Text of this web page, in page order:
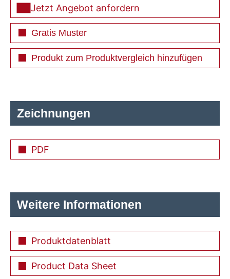
Zeichnungen
PDF
Weitere Informationen
Produktdatenblatt
Product Data Sheet
Jetzt Angebot anfordern
Gratis Muster
Produkt zum Produktvergleich hinzufügen